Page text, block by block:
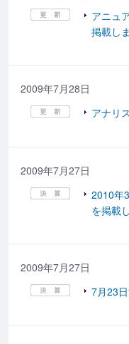
アニュ
掲載し
2009年7月28日
アナリ
2009年7月27日
2010年
を掲載
2009年7月27日
7月23